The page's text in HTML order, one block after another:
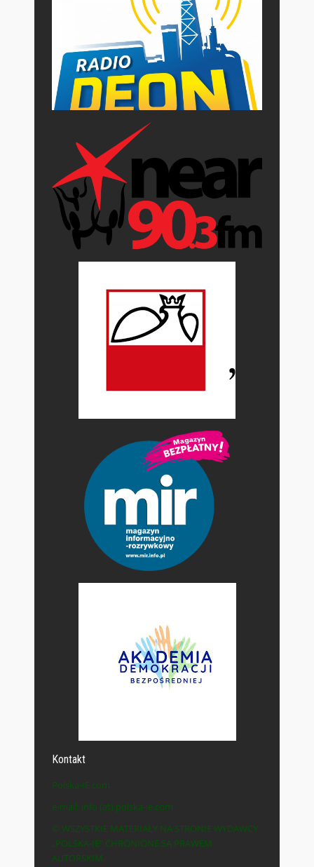
Kontakt
Polska-IE.com
e-mail: info (at) polska-ie.com
© WSZYSTKIE MATERIAŁY NA STRONIE WYDAWCY
„POLSKA-IE” CHRONIONE SĄ PRAWEM
AUTORSKIM.